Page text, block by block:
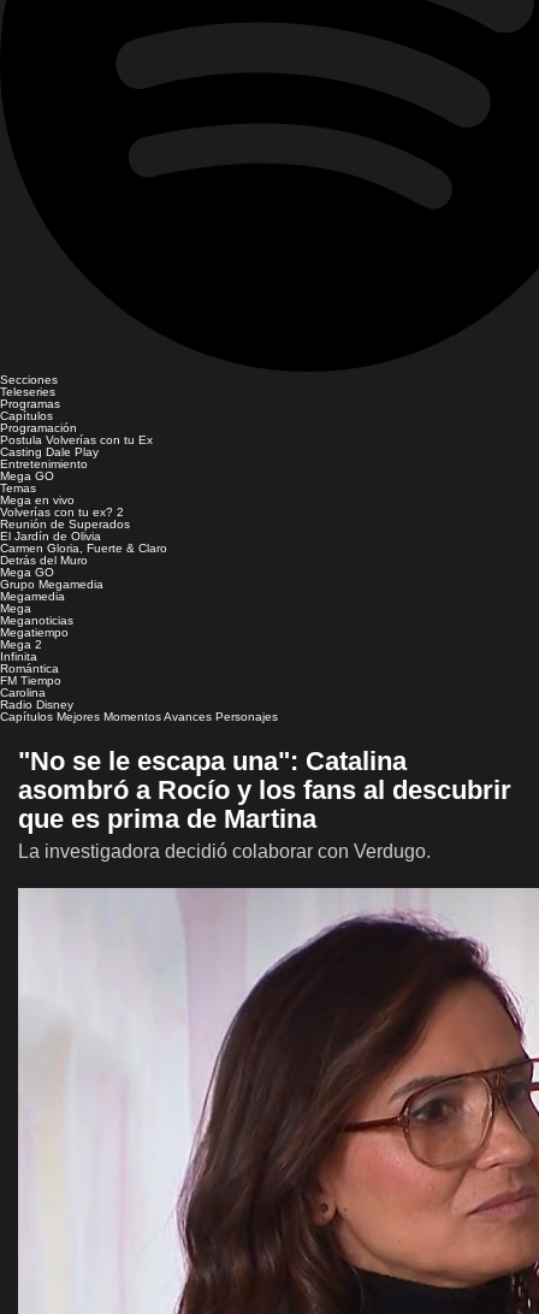
Secciones
Teleseries
Programas
Capítulos
Programación
Postula Volverías con tu Ex
Casting Dale Play
Entretenimiento
Mega GO
Temas
Mega en vivo
Volverías con tu ex? 2
Reunión de Superados
El Jardín de Olivia
Carmen Gloria, Fuerte & Claro
Detrás del Muro
Mega GO
Grupo Megamedia
Megamedia
Mega
Meganoticias
Megatiempo
Mega 2
Infinita
Romántica
FM Tiempo
Carolina
Radio Disney
Capítulos Mejores MomentosAvances Personajes
"No se le escapa una": Catalina
asombró a Rocío y los fans al descubrir
que es prima de Martina
La investigadora decidió colaborar con Verdugo.